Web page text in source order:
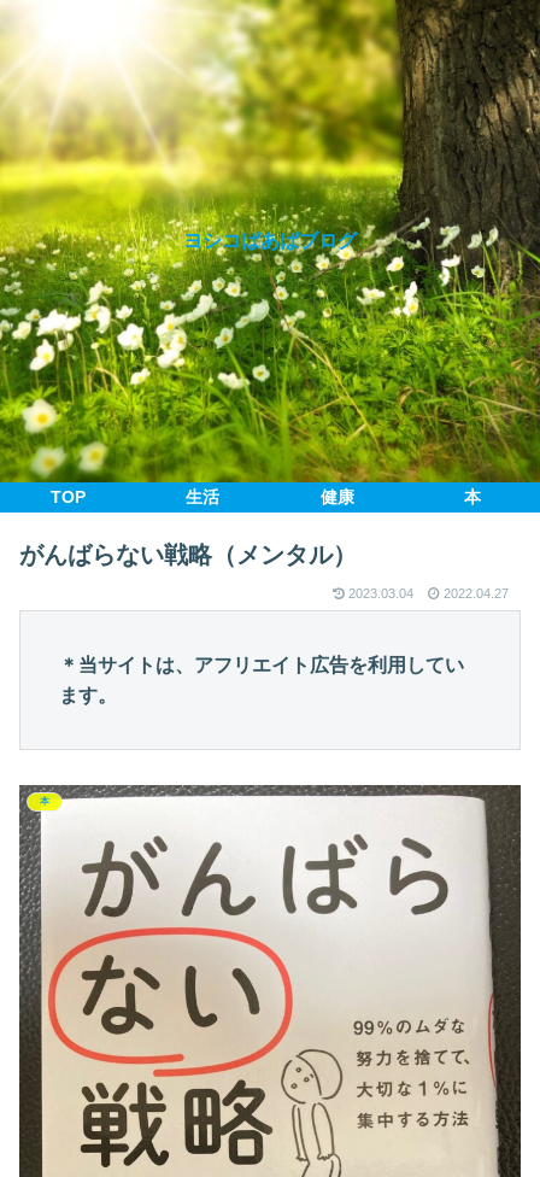
ヨシコばあばブログ
TOP 生活 健康 本
がんばらない戦略（メンタル）
2023.03.04 2022.04.27
＊当サイトは、アフリエイト広告を利用してい
ます。
本